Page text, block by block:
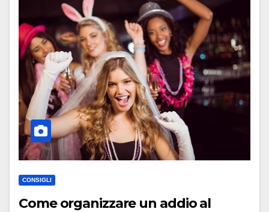
CONSIGLI
Come organizzare un addio al